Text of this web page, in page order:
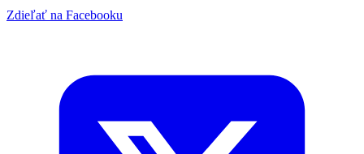
Zdieľať na Facebooku